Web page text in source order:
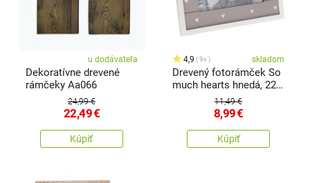
u dodávateľa
Dekoratívne drevené
rámčeky Aa066
24,99 €
22,49€
Kúpiť
4,9 9x skladom
Drevený fotorámček So
much hearts hnedá, 22 x
11,49 €
8,99€
Kúpiť